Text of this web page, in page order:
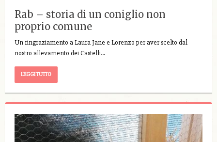
Rab – storia di un coniglio non
proprio comune
Un ringraziamento a Laura Jane e Lorenzo per aver scelto dal
nostro allevamento dei Castelli…
LEGGI TUTTO